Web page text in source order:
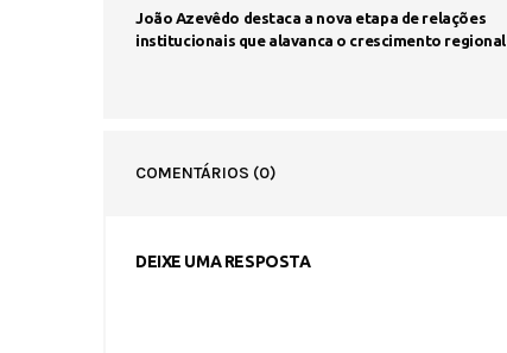
João Azevêdo destaca a nova etapa de relações
institucionais que alavanca o crescimento regional
COMENTÁRIOS (0)
DEIXE UMA RESPOSTA